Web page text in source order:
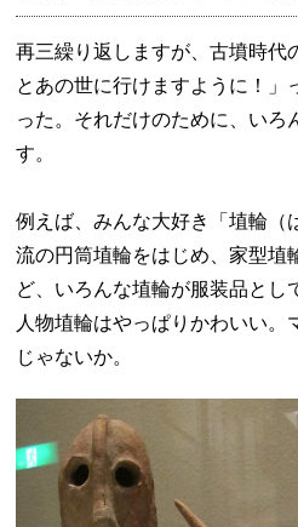
再三繰り返しますが、古墳時代
とあの世に行けますように！」
った。それだけのために、いろ
す。
例えば、みんな大好き「埴輪（
流の円筒埴輪をはじめ、家型埴
ど、いろんな埴輪が服装品とし
人物埴輪はやっぱりかわいい。
じゃないか。